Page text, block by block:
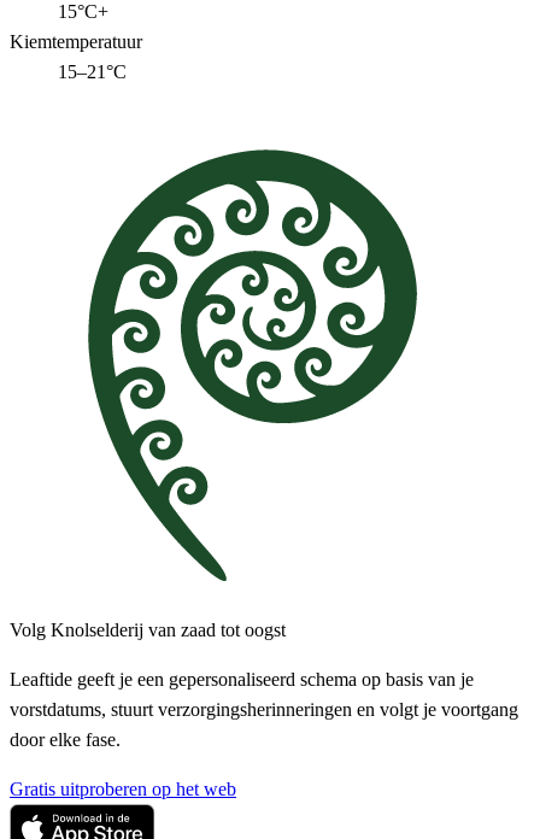
15°C+
Kiemtemperatuur
15–21°C
Volg Knolselderij van zaad tot oogst
Leaftide geeft je een gepersonaliseerd schema op basis van je
vorstdatums, stuurt verzorgingsherinneringen en volgt je voortgang
door elke fase.
Gratis uitproberen op het web